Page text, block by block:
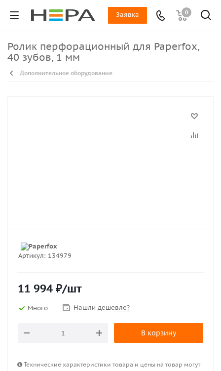
0
Заявка
Ролик перфорационный для Paperfox,
40 зубов, 1 мм
Дополнительное оборудование
Артикул: 134979
11 994 ₽/шт
Много Нашли дешевле?
В корзину
Технические характеристики товара и цены на товар могут